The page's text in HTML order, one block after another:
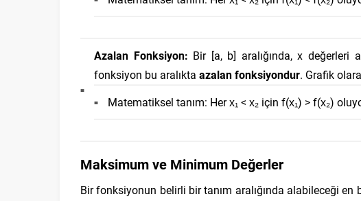
Azalan Fonksiyon: Bir [a, b] aralığında, x değerleri
fonksiyon bu aralıkta azalan fonksiyondur. Grafik
Matematiksel tanım: Her x₁ < x₂ için f(x₁) > f(x₂)
Maksimum ve Minimum Değerler
Bir fonksiyonun belirli bir tanım aralığında alabileceği